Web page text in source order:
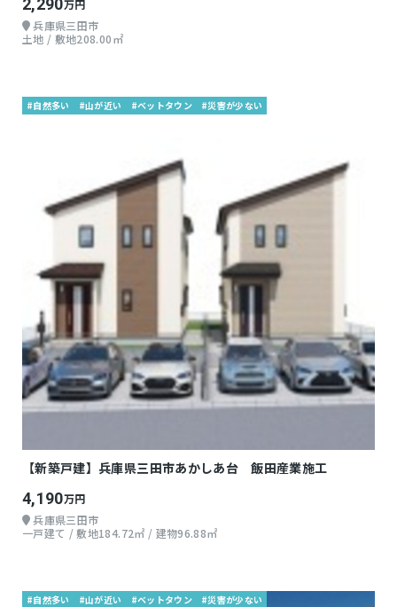
2,290万円
兵庫県三田市
土地 / 敷地208.00㎡
#自然多い #山が近い #ベットタウン #災害が少ない
【新築戸建】兵庫県三田市あかしあ台 飯田産業施工
4,190万円
兵庫県三田市
一戸建て / 敷地184.72㎡ / 建物96.88㎡
#自然多い #山が近い #ベットタウン #災害が少ない